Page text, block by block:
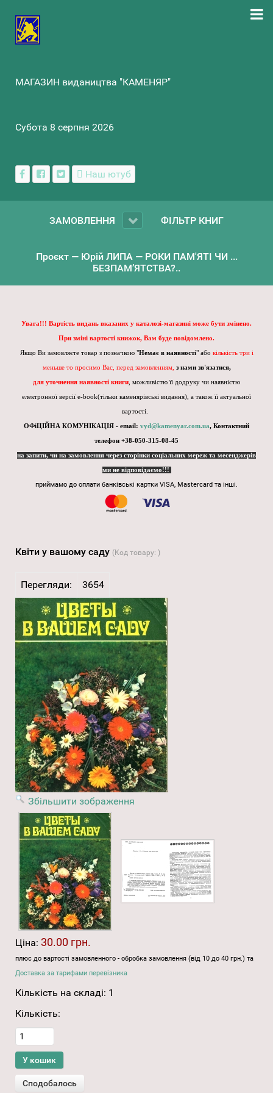
МАГАЗИН видаництва "КАМЕНЯР"
Субота 8 серпня 2026
Наш ютуб
ЗАМОВЛЕННЯ ФІЛЬТР КНИГ
Проєкт — Юрій ЛИПА — РОКИ ПАМ'ЯТІ ЧИ ...
БЕЗПАМ’ЯТСТВА?..
Увага!!! Вартість видань вказаних у каталозі-магазині може бути змінено.
При зміні вартості книжок, Вам буде повідомлено.
Якщо Ви замовляєте товар з позначкою "Немає в наявності" або кількість три і
меньше то просимо Вас, перед замовленням, з нами зв'язатися,
для уточнення наявності книги , можливістю її додруку чи наявністю
електронної версії e-book(тільки каменярівські видання), а також її актуальної
вартості.
ОФіЦІЙНА КОМУНІКАЦІЯ - email: vyd@kamenyar.com.ua, Контактний
телефон +38-050-315-08-45
на запити, чи на замовлення через сторінки соціальних мереж та месенджерів
ми не відповідаємо!!!
приймамо до оплати банківські картки VISA, Mastercard та інші.
Квіти у вашому саду (Код товару: )
Перегляди: 3654
Збільшити зображення
Ціна: 30.00 грн.
плюс до вартості замовленного - обробка замовлення (від 10 до 40 грн.) та
Доставка за тарифами перевізника
Кількість на складі: 1
Кількість: